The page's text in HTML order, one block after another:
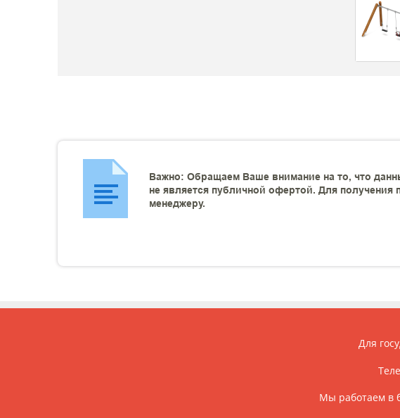
Важно: Обращаем Ваше внимание на то, что
не является публичной офертой. Для
менеджеру.
Для
Мы работаем в